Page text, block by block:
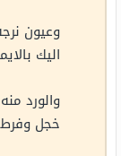
وعيون
اليك
والورد
خجل